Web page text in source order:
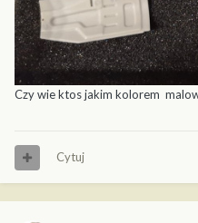
Czy wie ktos jakim kolorem
Cytuj